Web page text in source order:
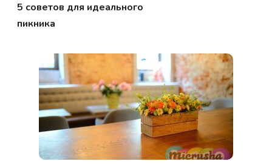
5 советов для идеального
пикника